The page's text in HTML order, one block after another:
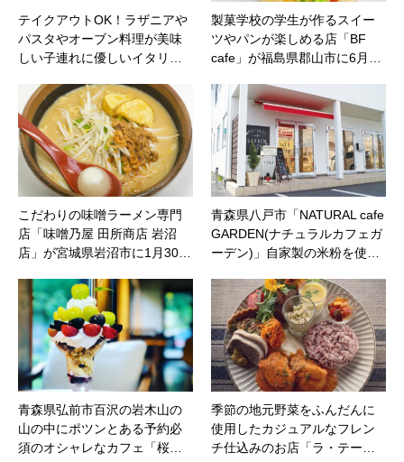
テイクアウトOK！ラザニアや
パスタやオーブン料理が美味
しい子連れに優しいイタリ…
製菓学校の学生が作るスイー
ツやパンが楽しめる店「BF
cafe」が福島県郡山市に6月…
こだわりの味噌ラーメン専門
店「味噌乃屋 田所商店 岩沼
店」が宮城県岩沼市に1月30…
青森県八戸市「NATURAL cafe
GARDEN(ナチュラルカフェガ
ーデン)」自家製の米粉を使…
青森県弘前市百沢の岩木山の
山の中にポツンとある予約必
須のオシャレなカフェ「桜…
季節の地元野菜をふんだんに
使用したカジュアルなフレン
チ仕込みのお店「ラ・テー…